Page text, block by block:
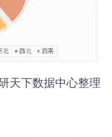
天下数据中心整理